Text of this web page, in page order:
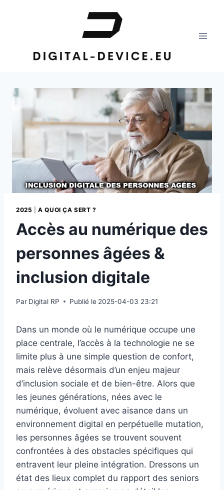
2025 |A QUOI ÇA SERT ?
Accès au numérique des
personnes âgées &
inclusion digitale
Par Digital RP Publié le 2025-04-03 23:21
Dans un monde où le numérique occupe une
place centrale, l’accès à la technologie ne se
limite plus à une simple question de confort,
mais relève désormais d’un enjeu majeur
d’inclusion sociale et de bien-être. Alors que
les jeunes générations, nées avec le
numérique, évoluent avec aisance dans un
environnement digital en perpétuelle mutation,
les personnes âgées se trouvent souvent
confrontées à des obstacles spécifiques qui
entravent leur pleine intégration. Dressons un
état des lieux complet du rapport des seniors